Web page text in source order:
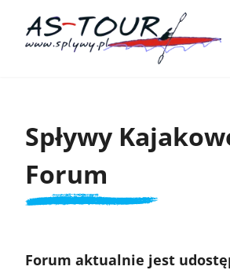
Spływy
Forum
Forum aktualnie jest